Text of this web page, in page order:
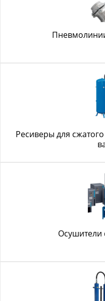
Ресиверы для
Осушители